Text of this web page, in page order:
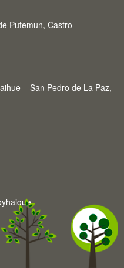
Putemun, Castro
– San Pedro de La Paz,